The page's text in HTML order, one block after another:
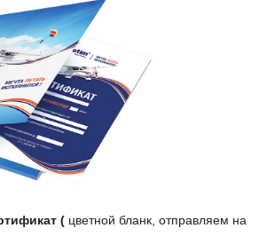
( цветной бланк, отправляем на